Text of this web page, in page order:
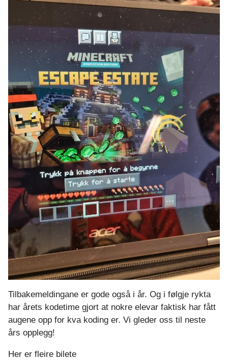
Tilbakemeldingane er gode også i år. Og i følgje rykta
har årets kodetime gjort at nokre elevar faktisk har fått
augene opp for kva koding er. Vi gleder oss til neste
års opplegg!
Her er fleire bilete